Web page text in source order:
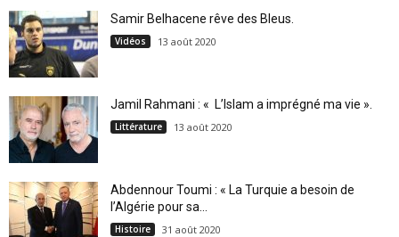
Samir Belhacene rêve des Bleus.
Vidéos 13 août 2020
Jamil Rahmani : « L’Islam a imprégné ma vie ».
Littérature 13 août 2020
Abdennour Toumi : « La Turquie a besoin de
l’Algérie pour sa...
Histoire 31 août 2020